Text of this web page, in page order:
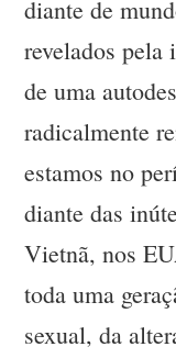
diante de
revelados pela
de uma
radicalmente
estamos no
diante das
Vietnã, nos
toda uma
sexual, da